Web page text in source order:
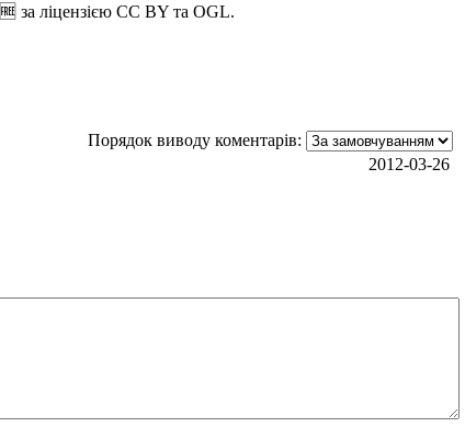
за ліцензією CC BY та OGL.
Порядок виводу коментарів:
2012-03-26